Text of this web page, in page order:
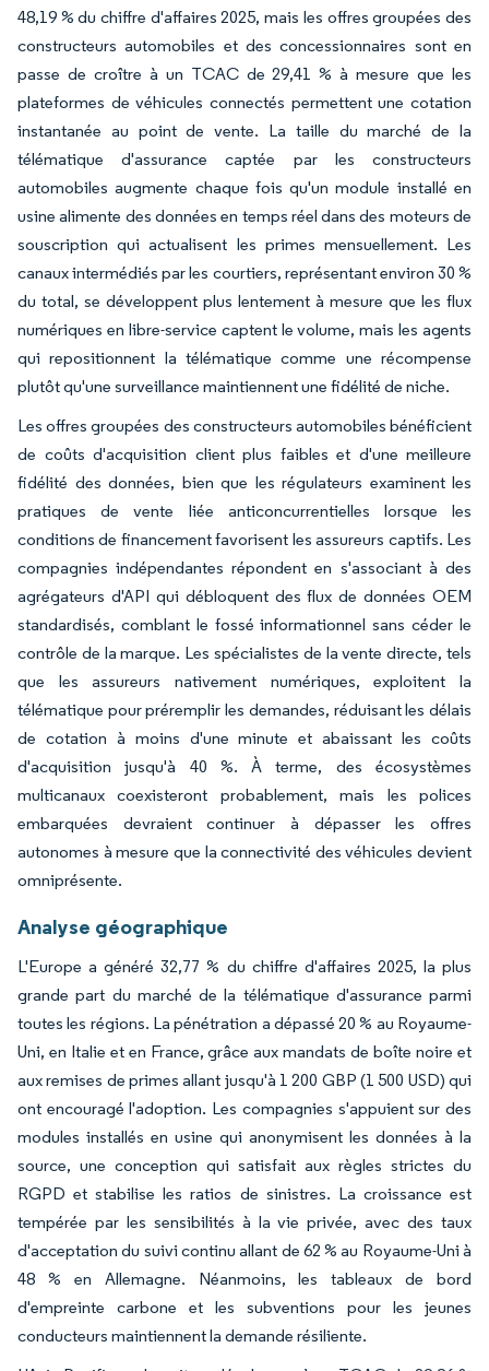
48,19 % du chiffre d'affaires 2025, mais les offres groupées des
constructeurs automobiles et des concessionnaires sont en
passe de croître à un TCAC de 29,41 % à mesure que les
plateformes de véhicules connectés permettent une cotation
instantanée au point de vente. La taille du marché de la
télématique d'assurance captée par les constructeurs
automobiles augmente chaque fois qu'un module installé en
usine alimente des données en temps réel dans des moteurs de
souscription qui actualisent les primes mensuellement. Les
canaux intermédiés par les courtiers, représentant environ 30 %
du total, se développent plus lentement à mesure que les flux
numériques en libre-service captent le volume, mais les agents
qui repositionnent la télématique comme une récompense
plutôt qu'une surveillance maintiennent une fidélité de niche.
Les offres groupées des constructeurs automobiles bénéficient
de coûts d'acquisition client plus faibles et d'une meilleure
fidélité des données, bien que les régulateurs examinent les
pratiques de vente liée anticoncurrentielles lorsque les
conditions de financement favorisent les assureurs captifs. Les
compagnies indépendantes répondent en s'associant à des
agrégateurs d'API qui débloquent des flux de données OEM
standardisés, comblant le fossé informationnel sans céder le
contrôle de la marque. Les spécialistes de la vente directe, tels
que les assureurs nativement numériques, exploitent la
télématique pour préremplir les demandes, réduisant les délais
de cotation à moins d'une minute et abaissant les coûts
d'acquisition jusqu'à 40 %. À terme, des écosystèmes
multicanaux coexisteront probablement, mais les polices
embarquées devraient continuer à dépasser les offres
autonomes à mesure que la connectivité des véhicules devient
omniprésente.
Analyse géographique
L'Europe a généré 32,77 % du chiffre d'affaires 2025, la plus
grande part du marché de la télématique d'assurance parmi
toutes les régions. La pénétration a dépassé 20 % au Royaume-
Uni, en Italie et en France, grâce aux mandats de boîte noire et
aux remises de primes allant jusqu'à 1 200 GBP (1 500 USD) qui
ont encouragé l'adoption. Les compagnies s'appuient sur des
modules installés en usine qui anonymisent les données à la
source, une conception qui satisfait aux règles strictes du
RGPD et stabilise les ratios de sinistres. La croissance est
tempérée par les sensibilités à la vie privée, avec des taux
d'acceptation du suivi continu allant de 62 % au Royaume-Uni à
48 % en Allemagne. Néanmoins, les tableaux de bord
d'empreinte carbone et les subventions pour les jeunes
conducteurs maintiennent la demande résiliente.